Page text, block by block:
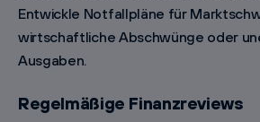
Entwickle Notfallpläne für
wirtschaftliche Abschwünge oder
Ausgaben.
Regelmäßige Finanzreviews